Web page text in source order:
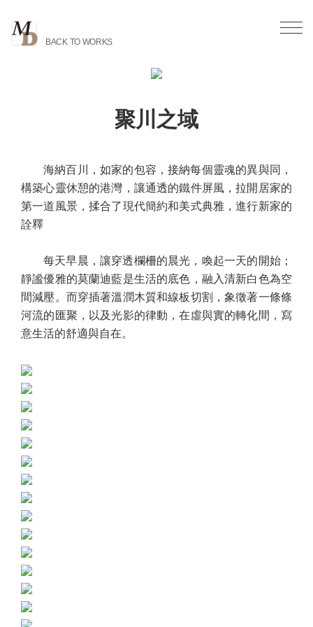
BACK TO WORKS
聚川之域
海納百川，如家的包容，接納每個靈魂的異與同，
構築心靈休憩的港灣，讓通透的鐵件屏風，拉開居家的
第一道風景，揉合了現代簡約和美式典雅，進行新家的
詮釋
每天早晨，讓穿透欄柵的晨光，喚起一天的開始；
靜謐優雅的莫蘭迪藍是生活的底色，融入清新白色為空
間減壓。而穿插著溫潤木質和線板切割，象徵著一條條
河流的匯聚，以及光影的律動，在虛與實的轉化間，寫
意生活的舒適與自在。